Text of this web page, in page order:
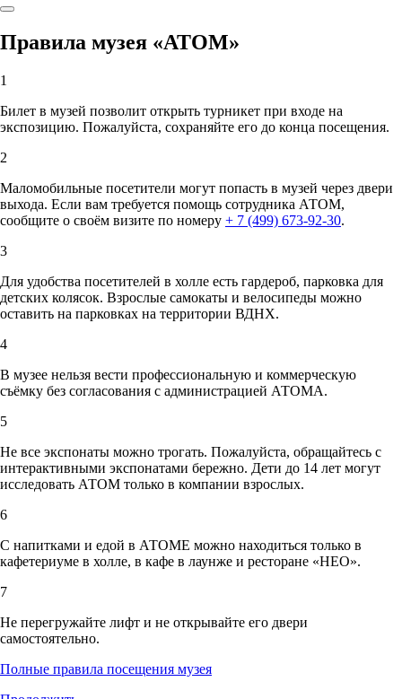
Правила музея «АТОМ»
1
Билет в музей позволит открыть турникет при входе на
экспозицию. Пожалуйста, сохраняйте его до конца посещения.
2
Маломобильные посетители могут попасть в музей через двери
выхода. Если вам требуется помощь сотрудника АТОМ,
сообщите о своём визите по номеру + 7 (499) 673-92-30.
3
Для удобства посетителей в холле есть гардероб, парковка для
детских колясок. Взрослые самокаты и велосипеды можно
оставить на парковках на территории ВДНХ.
4
В музее нельзя вести профессиональную и коммерческую
съёмку без согласования с администрацией АТОМА.
5
Не все экспонаты можно трогать. Пожалуйста, обращайтесь с
интерактивными экспонатами бережно. Дети до 14 лет могут
исследовать АТОМ только в компании взрослых.
6
С напитками и едой в АТОМЕ можно находиться только в
кафетериуме в холле, в кафе в лаунже и ресторане «НЕО».
7
Не перегружайте лифт и не открывайте его двери
самостоятельно.
Полные правила посещения музея